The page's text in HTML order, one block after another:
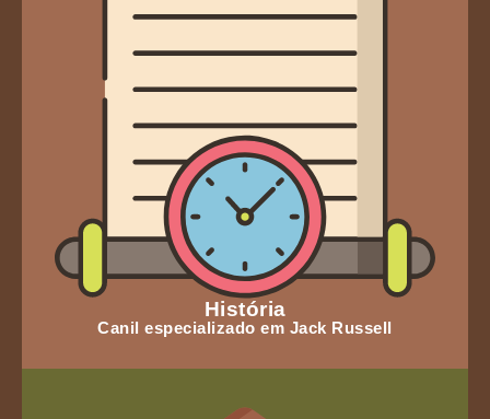
História
Canil especializado em Jack Russell